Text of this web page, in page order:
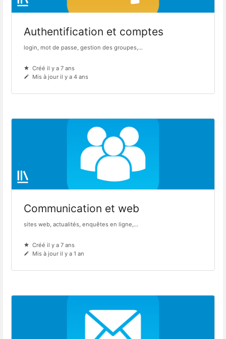
Authentification et comptes
login, mot de passe, gestion des groupes,...
Créé il y a 7 ans
Mis à jour il y a 4 ans
Communication et web
sites web, actualités, enquêtes en ligne,...
Créé il y a 7 ans
Mis à jour il y a 1 an